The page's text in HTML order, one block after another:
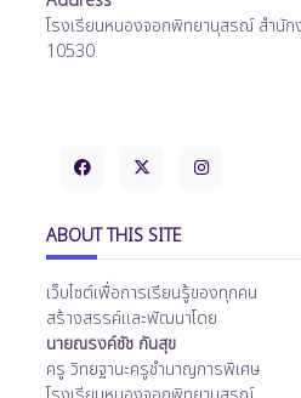
โรงเรียนหนองจอกพิทยานุสรณ์ สำนัก
10530
ABOUT THIS SITE
เว็บไซต์เพื่อการเรียนรู้ของทุกคน
สร้างสรรค์และพัฒนาโดย
นายณรงค์ชัช กันสุข
ครู วิทยฐานะครูชำนาญการพิเศษ